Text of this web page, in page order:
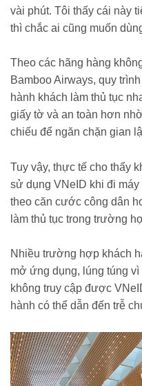
vài phút. Tôi thấy cái này
thì chắc ai cũng muốn
Theo các hãng hàng
Bamboo Airways, quy
hành khách làm thủ tục
giấy tờ và an toàn hơn
chiếu để ngăn chặn gian
Tuy vậy, thực tế cho thấy
sử dụng VNeID khi đi
theo căn cước công dân
làm thủ tục trong trường
Nhiều trường hợp khách
mở ứng dụng, lúng túng
không truy cập được
hành có thể dẫn đến trễ